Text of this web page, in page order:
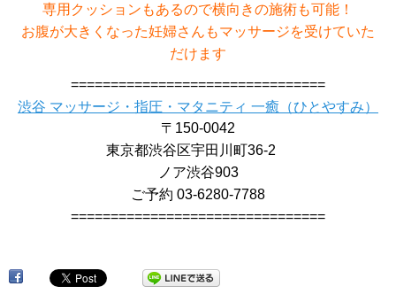
専用クッションもあるので横向きの施術も可能！
お腹が大きくなった妊婦さんもマッサージを受けていた
だけます
================================
渋谷 マッサージ・指圧・マタニティ 一癒（ひとやすみ）
〒150-0042
東京都渋谷区宇田川町36-2
ノア渋谷903
ご予約 03-6280-7788
================================